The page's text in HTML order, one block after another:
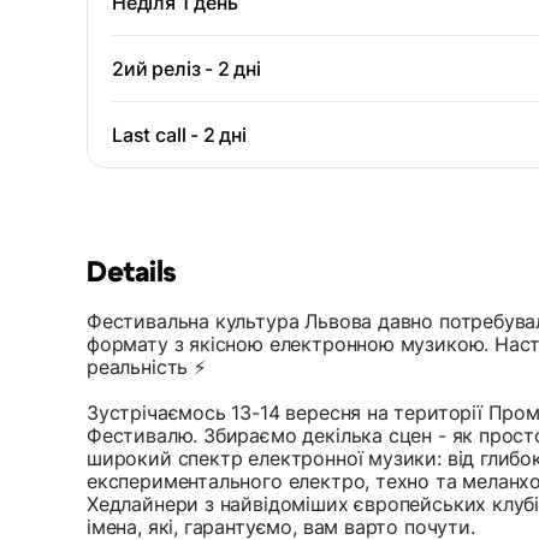
2ий реліз - 2 дні
Last call - 2 дні
Details
Фестивальна культура Львова давно
формату з якісною електронною музикою.
реальність ⚡️
Зустрічаємось 13-14 вересня на території
Фестивалю. Збираємо декілька сцен - як
широкий спектр електронної музики: від
експериментального електро, техно та
Хедлайнери з найвідоміших європейських
імена, які, гарантуємо, вам варто почути.